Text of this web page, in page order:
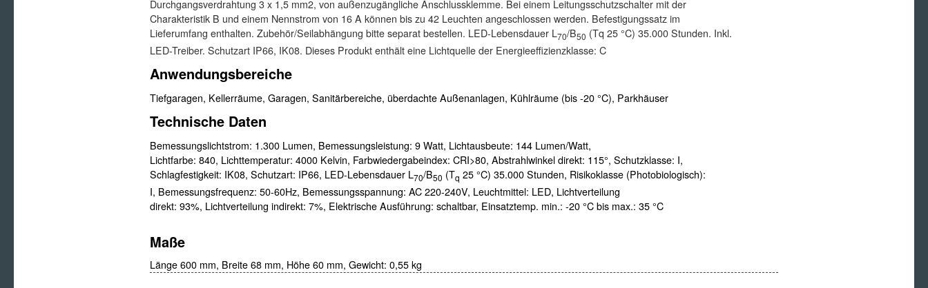
Durchgangsverdrahtung 3 x 1,5 mm2, von außenzugängliche Anschlussklemme. Bei einem Leitungsschutzschalter mit der
Charakteristik B und einem Nennstrom von 16 A können bis zu 42 Leuchten angeschlossen werden. Befestigungssatz im
Lieferumfang enthalten. Zubehör/Seilabhängung bitte separat bestellen. LED-Lebensdauer L70/B50 (Tq 25 °C) 35.000 Stunden. Inkl.
LED-Treiber. Schutzart IP66, IK08. Dieses Produkt enthält eine Lichtquelle der Energieeffizienzklasse: C
Anwendungsbereiche
Tiefgaragen, Kellerräume, Garagen, Sanitärbereiche, überdachte Außenanlagen, Kühlräume (bis -20 °C), Parkhäuser
Technische Daten
Bemessungslichtstrom: 1.300 Lumen, Bemessungsleistung: 9 Watt, Lichtausbeute: 144 Lumen/Watt,
Lichtfarbe: 840, Lichttemperatur: 4000 Kelvin, Farbwiedergabeindex: CRI>80, Abstrahlwinkel direkt: 115°, Schutzklasse: I,
Schlagfestigkeit: IK08, Schutzart: IP66, LED-Lebensdauer L70/B50 (Tq 25 °C) 35.000 Stunden, Risikoklasse (Photobiologisch):
I, Bemessungsfrequenz: 50-60Hz, Bemessungsspannung: AC 220-240V, Leuchtmittel: LED, Lichtverteilung
direkt: 93%, Lichtverteilung indirekt: 7%, Elektrische Ausführung: schaltbar, Einsatztemp. min.: -20 °C bis max.: 35 °C
Maße
Länge 600 mm, Breite 68 mm, Höhe 60 mm, Gewicht: 0,55 kg